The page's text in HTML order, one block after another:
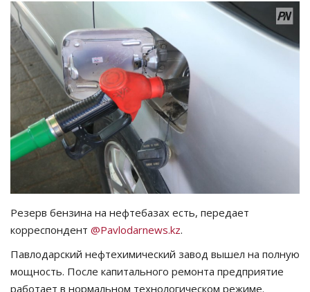
КАЗАХСТАН
МИР
СПЕЦПРОЕКТЫ
СПОРТ
Чек-лист
OFFICIAL
Курултай
Резерв бензина на нефтебазах есть, передает
корреспондент @Pavlodarnews.kz.
Павлодарский нефтехимический завод вышел на полную
мощность. После капитального ремонта предприятие
работает в нормальном технологическом режиме.